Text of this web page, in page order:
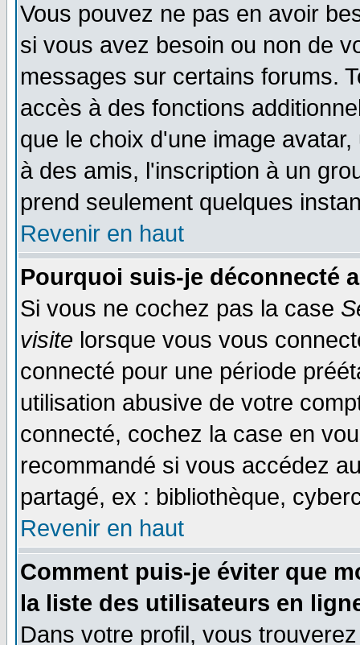
Vous pouvez ne pas en avoir
si vous avez besoin ou non de
messages sur certains forums.
accès à des fonctions
que le choix d'une image
à des amis, l'inscription à un
prend seulement quelques
Revenir en haut
Pourquoi suis-je déconnecté
Si vous ne cochez pas la case
visite lorsque vous vous
connecté pour une période
utilisation abusive de votre
connecté, cochez la case en
recommandé si vous accédez
partagé, ex : bibliothèque,
Revenir en haut
Comment puis-je éviter que
la liste des utilisateurs en
Dans votre profil, vous